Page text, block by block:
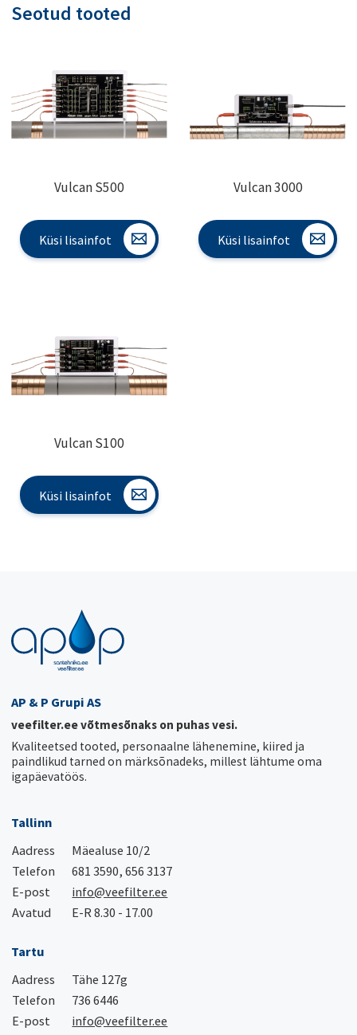
Seotud tooted
Vulcan S500
Küsi lisainfot
Vulcan 3000
Küsi lisainfot
Vulcan S100
Küsi lisainfot
AP & P Grupi AS
veefilter.ee võtmesõnaks on puhas vesi.
Kvaliteetsed tooted, personaalne lähenemine, kiired ja
paindlikud tarned on märksõnadeks, millest lähtume oma
igapäevatöös.
Tallinn
Aadress
Mäealuse 10/2
Telefon
681 3590, 656 3137
E-post
info@veefilter.ee
Avatud
E-R 8.30 - 17.00
Tartu
Aadress
Tähe 127g
Telefon
736 6446
E-post
info@veefilter.ee